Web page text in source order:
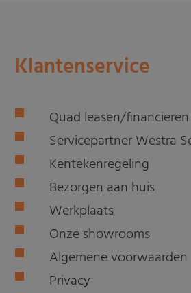
Klantenservice
Quad leasen/financieren
Servicepartner Westra
Kentekenregeling
Bezorgen aan huis
Werkplaats
Onze showrooms
Algemene voorwaarden
Privacy